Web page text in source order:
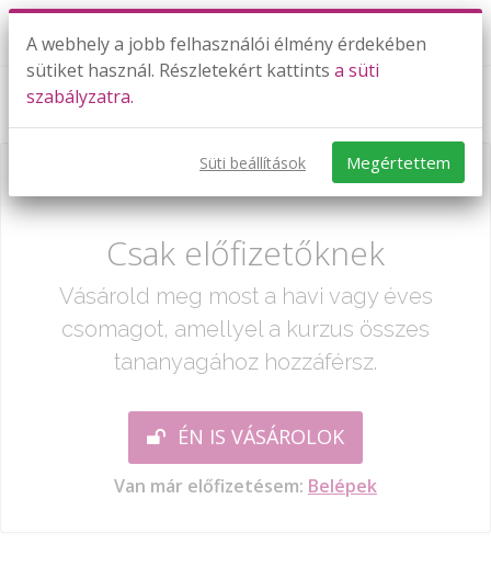
Mértékváltások (terület) 6. osztály
Már csak egy lépés:
Csak előfizetőknek
Vásárold meg most a havi vagy éves
csomagot, amellyel a kurzus összes
tananyagához hozzáférsz.
ÉN IS VÁSÁROLOK
Van már előfizetésem: Belépek
A webhely a jobb felhasználói élmény érdekében
sütiket használ. Részletekért kattints a süti
szabályzatra.
Süti beállítások Megértettem